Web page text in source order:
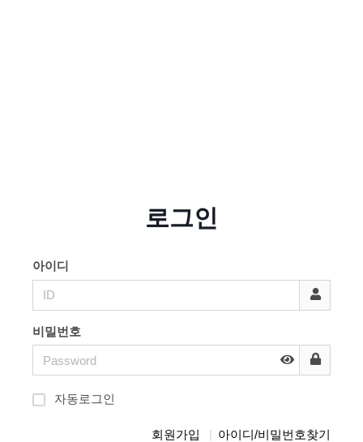
로그인
아이디
비밀번호
자동로그인
회원가입 아이디/비밀번호찾기